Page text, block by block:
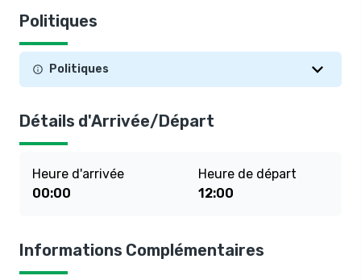
Politiques
Politiques
Détails d'Arrivée/Départ
Heure d'arrivée
00:00
Heure de départ
12:00
Informations Complémentaires